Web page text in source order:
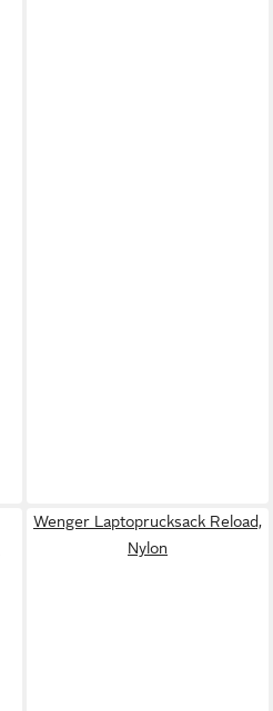
Wenger Laptoprucksack Reload,
Nylon